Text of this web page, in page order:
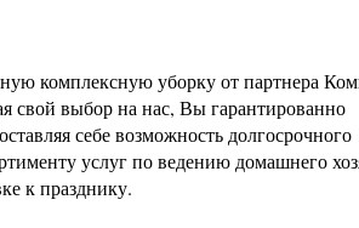
комплексную уборку от партнера
свой выбор на нас, Вы гарантированно
себе возможность долгосрочного
услуг по ведению домашнего
к празднику.